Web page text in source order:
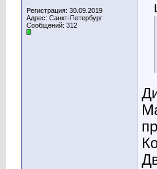
Регистрация: 30.09.2019
Адрес: Санкт-Петербург
Сообщений: 312